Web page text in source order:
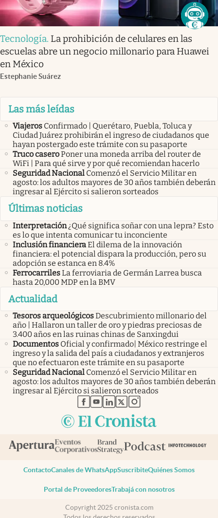
Tecnología. La prohibición de celulares en las
escuelas abre un negocio millonario para Huawei
en México
Estephanie Suárez
Las más leídas
Viajeros Confirmado | Querétaro, Puebla, Toluca y
Ciudad Juárez prohibirán el ingreso de ciudadanos que
hayan postergado este trámite con su pasaporte
Truco caseroPoner una moneda arriba del router de
WiFi | Para qué sirve y por qué recomiendan hacerlo
Seguridad Nacional Comenzó el Servicio Militar en
agosto: los adultos mayores de 30 años también deberán
ingresar al Ejército si salieron sorteados
Últimas noticias
Interpretación ¿Qué significa soñar con una lepra? Esto
es lo que intenta comunicar tu inconciente
Inclusión financieraEl dilema de la innovación
financiera: el potencial dispara la producción, pero su
adopción se estanca en 8.4%
FerrocarrilesLa ferroviaria de Germán Larrea busca
hasta 20,000 MDP en la BMV
Actualidad
Tesoros arqueológicosDescubrimiento millonario del
año | Hallaron un taller de oro y piedras preciosas de
3.400 años en las ruinas chinas de Sanxingdui
Documentos Oficial y confirmado| México restringe el
ingreso y la salida del país a ciudadanos y extranjeros
que no efectuaron este trámite en su pasaporte
Seguridad Nacional Comenzó el Servicio Militar en
agosto: los adultos mayores de 30 años también deberán
ingresar al Ejército si salieron sorteados
abre en nueva pestaña
abre en nueva pestaña
abre en nueva pestaña
abre en nueva pestaña
abre en nueva pestaña
ContactoCanales de WhatsAppSuscribiteQuiénes Somos
Portal de ProveedoresTrabajá con nosotros
Copyright 2025 cronista.com